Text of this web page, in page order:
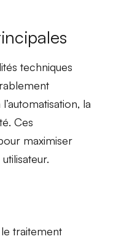
techniques
l’automatisation, la
. Ces
maximiser
letraitement